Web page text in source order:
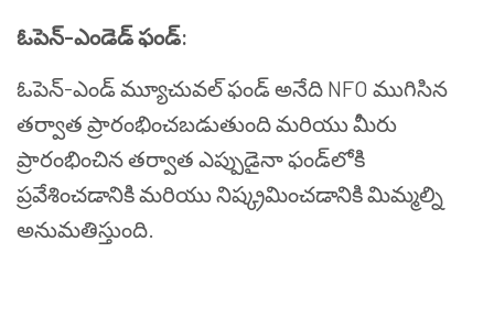
ఓపెన్-ఎండెడ్ఫండ్:
ఓపెన్-ఎండ్ మ్యూచువల్ఫండ్ అనేది NFO ముగిసిన
తర్వాత ప్రారంభించబడుతుందిమరియుమీరు
ప్రారంభించినతర్వాత ఎప్పుడైనాఫండ్లోకి
ప్రవేశించడానికిమరియునిష్క్రమించడానికిమిమ్మల్ని
అనుమతిస్తుంది.